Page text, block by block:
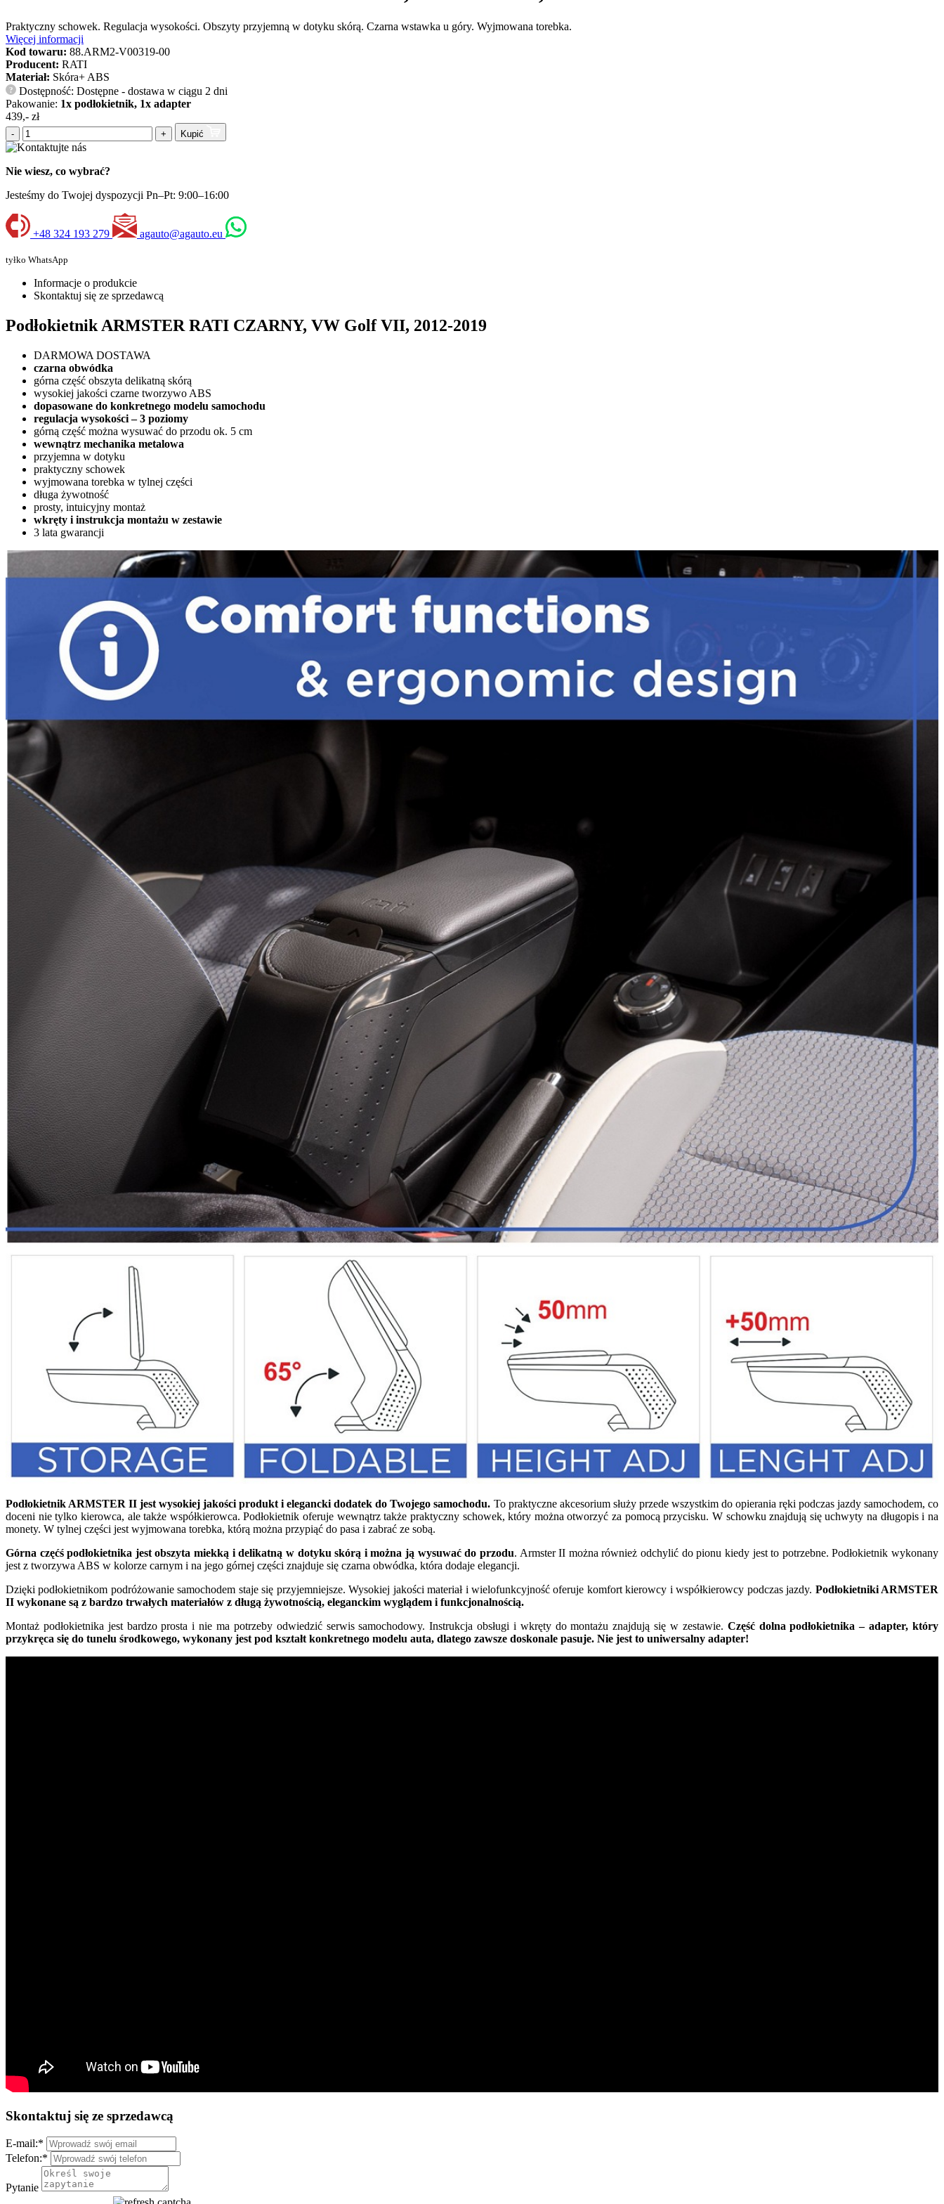
Praktyczny schowek. Regulacja wysokości. Obszyty przyjemną w dotyku skórą. Czarna wstawka u góry. Wyjmowana torebka.
Więcej informacji
Kod towaru: 88.ARM2-V00319-00
Producent: RATI
Materiał: Skóra+ ABS
?
Dostępność: Dostępne - dostawa w ciągu 2 dni
Pakowanie: 1x podłokietnik, 1x adapter
439,- zł
- + Kupić
Nie wiesz, co wybrać?
Jesteśmy do Twojej dyspozycji Pn–Pt: 9:00–16:00
+48 324 193 279 agauto@agauto.eu
tyłko WhatsApp
Informacje o produkcie
Skontaktuj się ze sprzedawcą
Podłokietnik ARMSTER RATI CZARNY, VW Golf VII, 2012-2019
DARMOWA DOSTAWA
czarna obwódka
górna część obszyta delikatną skórą
wysokiej jakości czarne tworzywo ABS
dopasowane do konkretnego modelu samochodu
regulacja wysokości – 3 poziomy
górną część można wysuwać do przodu ok. 5 cm
wewnątrz mechanika metalowa
przyjemna w dotyku
praktyczny schowek
wyjmowana torebka w tylnej części
długa żywotność
prosty, intuicyjny montaż
wkręty i instrukcja montażu w zestawie
3 lata gwarancji
Podłokietnik ARMSTER II jest wysokiej jakości produkt i elegancki dodatek do Twojego samochodu. To praktyczne akcesorium służy przede wszystkim do opierania ręki podczas jazdy samochodem, co
doceni nie tylko kierowca, ale także współkierowca. Podłokietnik oferuje wewnątrz także praktyczny schowek, który można otworzyć za pomocą przycisku. W schowku znajdują się uchwyty na długopis i na
monety. W tylnej części jest wyjmowana torebka, którą można przypiąć do pasa i zabrać ze sobą.
Górna częćś podłokietnika jest obszyta miekką i delikatną w dotyku skórą i można ją wysuwać do przodu. Armster II można również odchylić do pionu kiedy jest to potrzebne. Podłokietnik wykonany
jest z tworzywa ABS w kolorze carnym i na jego górnej części znajduje się czarna obwódka, która dodaje elegancji.
Dzięki podłokietnikom podróżowanie samochodem staje się przyjemniejsze. Wysokiej jakości materiał i wielofunkcyjność oferuje komfort kierowcy i współkierowcy podczas jazdy. Podłokietniki ARMSTER
II wykonane są z bardzo trwałych materiałów z długą żywotnością, eleganckim wyglądem i funkcjonalnością.
Montaż podłokietnika jest bardzo prosta i nie ma potrzeby odwiedzić serwis samochodowy. Instrukcja obsługi i wkręty do montażu znajdują się w zestawie. Część dolna podłokietnika – adapter, który
przykręca się do tunelu środkowego, wykonany jest pod kształt konkretnego modelu auta, dlatego zawsze doskonale pasuje. Nie jest to uniwersalny adapter!
Skontaktuj się ze sprzedawcą
E-mail:*
Telefon:*
Pytanie